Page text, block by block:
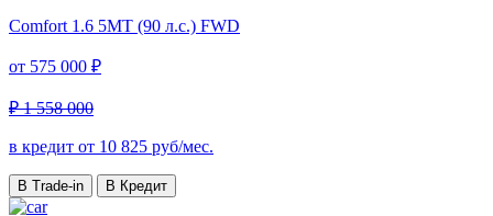
Comfort 1.6 5MT (90 л.с.) FWD
от 575 000 ₽
₽ 1 558 000
в кредит от 10 825 руб/мес.
В Trade-in В Кредит